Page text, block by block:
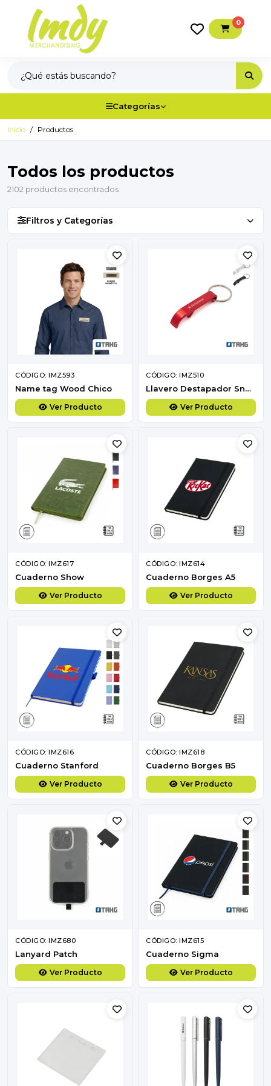
0
Categorías
Inicio Productos
Todos los productos
2102 productos encontrados
Filtros y Categorías
CÓDIGO: IMZ593
Name tag Wood Chico
Ver Producto
CÓDIGO: IMZ510
Llavero Destapador Snappy
Ver Producto
CÓDIGO: IMZ617
Cuaderno Show
Ver Producto
CÓDIGO: IMZ614
Cuaderno Borges A5
Ver Producto
CÓDIGO: IMZ616
Cuaderno Stanford
Ver Producto
CÓDIGO: IMZ618
Cuaderno Borges B5
Ver Producto
CÓDIGO: IMZ680
Lanyard Patch
Ver Producto
CÓDIGO: IMZ615
Cuaderno Sigma
Ver Producto